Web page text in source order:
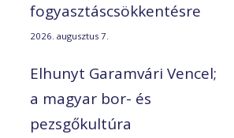
fogyasztáscsökkentésre
2026. augusztus 7.
Elhunyt Garamvári Vencel;
a magyar bor- és
pezsgőkultúra